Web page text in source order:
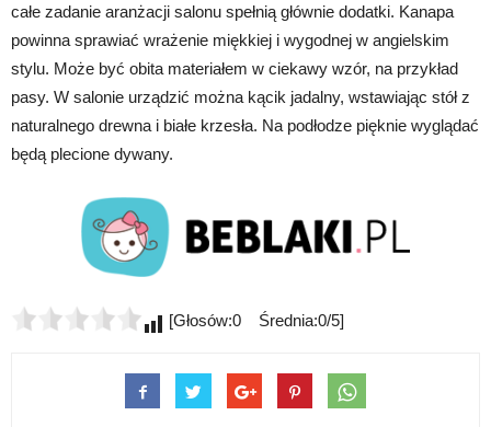
całe zadanie aranżacji salonu spełnią głównie dodatki. Kanapa
powinna sprawiać wrażenie miękkiej i wygodnej w angielskim
stylu. Może być obita materiałem w ciekawy wzór, na przykład
pasy. W salonie urządzić można kącik jadalny, wstawiając stół z
naturalnego drewna i białe krzesła. Na podłodze pięknie wyglądać
będą plecione dywany.
[Głosów:0 Średnia:0/5]